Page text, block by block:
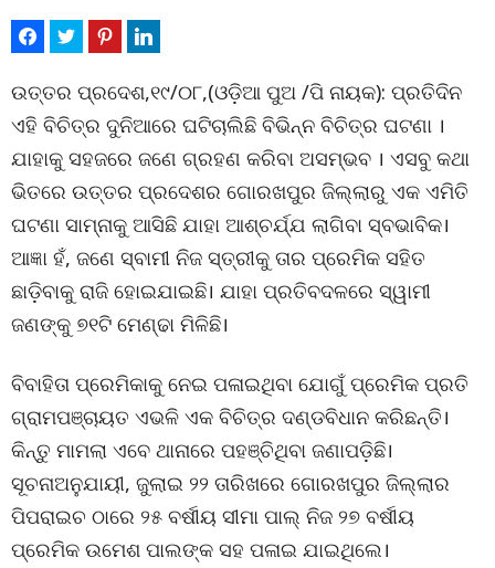
ଉତ୍ତର ପ୍ରଦେଶ,୧୯/୦୮,(ଓଡ଼ିଆ ପୁଅ /ପି ନାୟକ): ପ୍ରତିଦିନ
ଏହି ବିଚିତ୍ର ଦୁନିଆରେ ଘଟିଚାଲିଛି ବିଭିନ୍ନ ବିଚିତ୍ର ଘଟଣା ।
ଯାହାକୁ ସହଜରେ ଜଣେ ଗ୍ରହଣ କରିବା ଅସମ୍ଭବ । ଏସବୁ କଥା
ଭିତରେ ଉତ୍ତର ପ୍ରଦେଶର ଗୋରଖପୁର ଜିଲ୍ଲାରୁ ଏକ ଏମିତି
ଘଟଣା ସାମ୍ନାକୁ ଆସିଛି ଯାହା ଆଶ୍ଚର୍ଯ୍ଯ ଲାଗିବା ସ୍ବଭାବିକ।
ଆଜ୍ଞା ହଁ, ଜଣେ ସ୍ବାମୀ ନିଜ ସ୍ତ୍ରୀକୁ ତାର ପ୍ରେମିକ ସହିତ
ଛାଡ଼ିବାକୁ ରାଜି ହୋଇଯାଇଛି। ଯାହା ପ୍ରତିବଦଳରେ ସ୍ୱାମୀ
ଜଣଙ୍କୁ ୭୧ଟି ମେଣ୍ଢା ମିଳିଛି।
ବିବାହିତା ପ୍ରେମିକାକୁ ନେଇ ପଳାଇଥିବା ଯୋଗୁଁ ପ୍ରେମିକ ପ୍ରତି
ଗ୍ରାମପଞ୍ଚାୟତ ଏଭଳି ଏକ ବିଚିତ୍ର ଦଣ୍ଡବିଧାନ କରିଛନ୍ତି।
କିନ୍ତୁ ମାମଲା ଏବେ ଥାନାରେ ପହଞ୍ଚିଥିବା ଜଣାପଡ଼ିଛି।
ସୂଚନାଅନୁଯାୟୀ, ଜୁଲାଇ ୨୨ ତାରିଖରେ ଗୋରଖପୁର ଜିଲ୍ଲାର
ପିପରାଇଚ ଠାରେ ୨୫ ବର୍ଷୀୟ ସୀମା ପାଲ୍‌ ନିଜ ୨୭ ବର୍ଷୀୟ
ପ୍ରେମିକ ଉମେଶ ପାଲଙ୍କ ସହ ପଳାଇ ଯାଇଥିଲେ।